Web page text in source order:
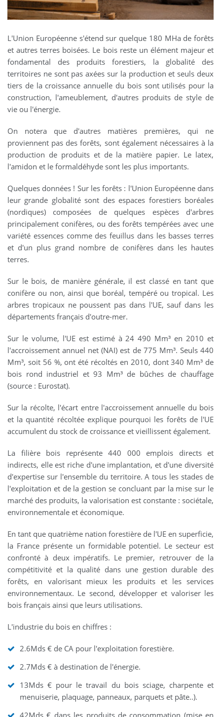
L'Union Européenne s'étend sur quelque 180 MHa de forêts
et autres terres boisées. Le bois reste un élément majeur et
fondamental des produits forestiers, la globalité des
territoires ne sont pas axées sur la production et seuls deux
tiers de la croissance annuelle du bois sont utilisés pour la
construction, l'ameublement, d'autres produits de style de
vie ou l'énergie.
On notera que d'autres matières premières, qui ne
proviennent pas des forêts, sont également nécessaires à la
production de produits et de la matière papier. Le latex,
l'amidon et le formaldéhyde sont les plus importants.
Quelques données ! Sur les forêts : l'Union Européenne dans
leur grande globalité sont des espaces forestiers boréales
(nordiques) composées de quelques espèces d'arbres
principalement conifères, ou des forêts tempérées avec une
variété essences comme des feuillus dans les basses terres
et d'un plus grand nombre de conifères dans les hautes
terres.
Sur le bois, de manière générale, il est classé en tant que
conifère ou non, ainsi que boréal, tempéré ou tropical. Les
arbres tropicaux ne poussent pas dans l'UE, sauf dans les
départements français d'outre-mer.
Sur le volume, l'UE est estimé à 24 490 Mm³ en 2010 et
l'accroissement annuel net (NAI) est de 775 Mm³. Seuls 440
Mm³, soit 56 %, ont été récoltés en 2010, dont 340 Mm³ de
bois rond industriel et 93 Mm³ de bûches de chauffage
(source : Eurostat).
Sur la récolte, l'écart entre l'accroissement annuelle du bois
et la quantité récoltée explique pourquoi les forêts de l'UE
accumulent du stock de croissance et vieillissent également.
La filière bois représente 440 000 emplois directs et
indirects, elle est riche d'une implantation, et d'une diversité
d'expertise sur l'ensemble du territoire. A tous les stades de
l'exploitation et de la gestion se concluant par la mise sur le
marché des produits, la valorisation est constante : sociétale,
environnementale et économique.
En tant que quatrième nation forestière de l'UE en superficie,
la France présente un formidable potentiel. Le secteur est
confronté à deux impératifs. Le premier, retrouver de la
compétitivité et la qualité dans une gestion durable des
forêts, en valorisant mieux les produits et les services
environnementaux. Le second, développer et valoriser les
bois français ainsi que leurs utilisations.
L'industrie du bois en chiffres :
2.6Mds € de CA pour l'exploitation forestière.
2.7Mds € à destination de l'énergie.
13Mds € pour le travail du bois sciage, charpente et
menuiserie, plaquage, panneaux, parquets et pâte..).
42Mds € dans les produits de consommation (mise en